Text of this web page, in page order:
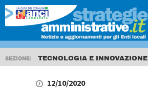
SEZIONE: TECNOLOGIA E INNOVAZIONE
12/10/2020